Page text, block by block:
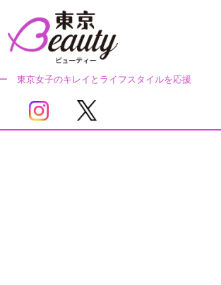
東京女子のキレイとライフスタイルを応援